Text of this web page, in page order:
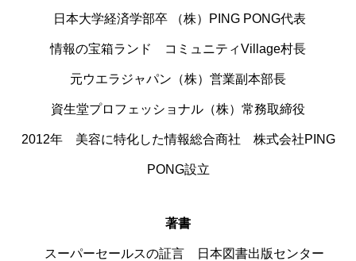
日本大学経済学部卒 （株）PING PONG代表
情報の宝箱ランド コミュニティVillage村長
元ウエラジャパン（株）営業副本部長
資生堂プロフェッショナル（株）常務取締役
2012年 美容に特化した情報総合商社 株式会社PING
PONG設立
著書
スーパーセールスの証言 日本図書出版センター